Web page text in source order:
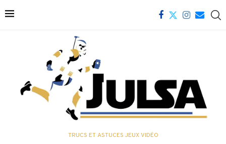
TRUCS ET ASTUCES JEUX VIDÉO